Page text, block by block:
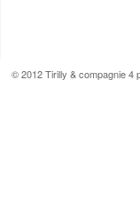
© 2012 Tirilly & compagnie 4